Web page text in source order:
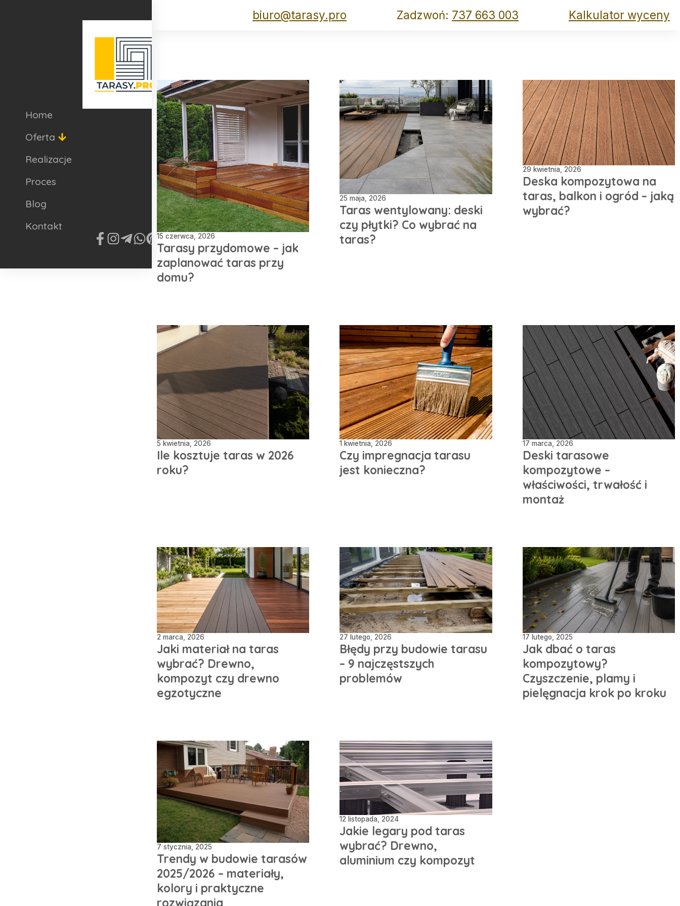
biuro@tarasy.pro Zadzwoń: 737 663 003 Kalkulator wyceny
Strona główna 2026
15 czerwca, 2026
Tarasy przydomowe – jak
zaplanować taras przy
domu?
25 maja, 2026
Taras wentylowany: deski
czy płytki? Co wybrać na
taras?
29 kwietnia, 2026
Deska kompozytowa na
taras, balkon i ogród – jaką
wybrać?
5 kwietnia, 2026
Ile kosztuje taras w 2026
roku?
1 kwietnia, 2026
Czy impregnacja tarasu
jest konieczna?
17 marca, 2026
Deski tarasowe
kompozytowe –
właściwości, trwałość i
montaż
2 marca, 2026
Jaki materiał na taras
wybrać? Drewno,
kompozyt czy drewno
egzotyczne
27 lutego, 2026
Błędy przy budowie tarasu
– 9 najczęstszych
problemów
17 lutego, 2025
Jak dbać o taras
kompozytowy?
Czyszczenie, plamy i
pielęgnacja krok po kroku
7 stycznia, 2025
Trendy w budowie tarasów
2025/2026 – materiały,
kolory i praktyczne
rozwiązania
12 listopada, 2024
Jakie legary pod taras
wybrać? Drewno,
aluminium czy kompozyt
Home
Oferta
Realizacje
Proces
Blog
Kontakt